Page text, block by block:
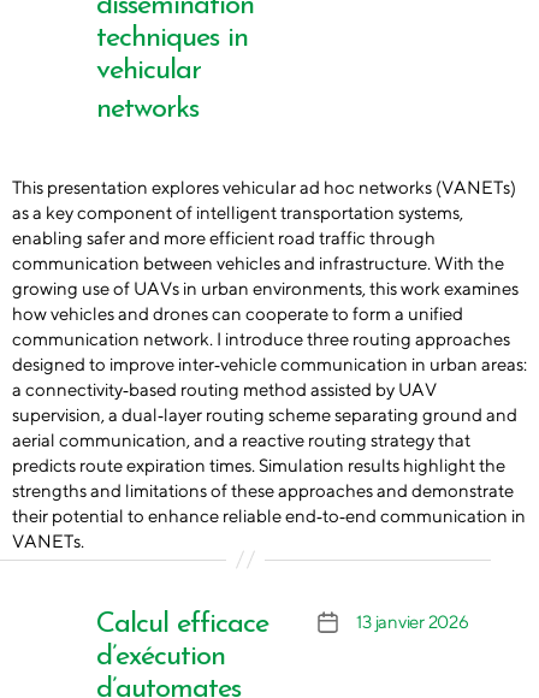
techniques in
vehicular
networks
This presentation explores vehicular ad hoc networks (VANETs)
as a key component of intelligent transportation systems,
enabling safer and more efficient road traffic through
communication between vehicles and infrastructure. With the
growing use of UAVs in urban environments, this work examines
how vehicles and drones can cooperate to form a unified
communication network. I introduce three routing approaches
designed to improve inter‑vehicle communication in urban areas:
a connectivity‑based routing method assisted by UAV
supervision, a dual‑layer routing scheme separating ground and
aerial communication, and a reactive routing strategy that
predicts route expiration times. Simulation results highlight the
strengths and limitations of these approaches and demonstrate
their potential to enhance reliable end‑to‑end communication in
VANETs.
Calcul efficace
d’exécution
d’automates
Date
13 janvier 2026